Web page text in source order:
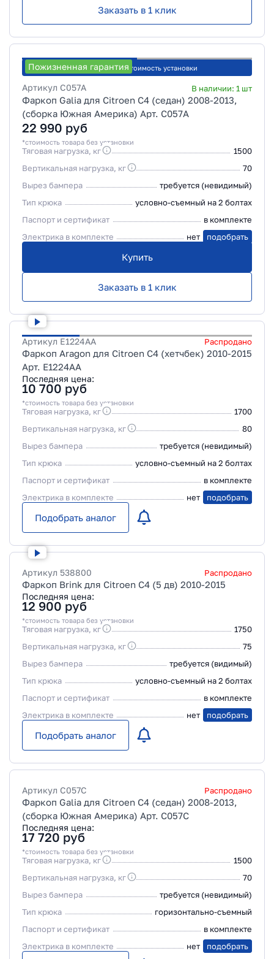
Заказать в 1 клик
Пожизненная гарантияРассчитать стоимость установки
Артикул C057A В наличии: 1 шт
Фаркоп Galia для Citroen C4 (седан) 2008-2013,
(сборка Южная Америка) Арт. C057A
22 990 руб
*стоимость товара без установки
Тяговая нагрузка, кг
1500
Вертикальная нагрузка, кг
70
Вырез бампера
требуется (невидимый)
Тип крюка
условно-съемный на 2 болтах
Паспорт и сертификат
в комплекте
Электрика в комплекте
нет подобрать
Купить
Заказать в 1 клик
Артикул E1224AA Распродано
Фаркоп Aragon для Citroen C4 (хетчбек) 2010-2015
Арт. E1224AA
Последняя цена:
10 700 руб
*стоимость товара без установки
Тяговая нагрузка, кг
1700
Вертикальная нагрузка, кг
80
Вырез бампера
требуется (невидимый)
Тип крюка
условно-съемный на 2 болтах
Паспорт и сертификат
в комплекте
Электрика в комплекте
нет подобрать
Подобрать аналог
Артикул 538800 Распродано
Фаркоп Brink для Citroen C4 (5 дв) 2010-2015
Последняя цена:
12 900 руб
*стоимость товара без установки
Тяговая нагрузка, кг
1750
Вертикальная нагрузка, кг
75
Вырез бампера
требуется (видимый)
Тип крюка
условно-съемный на 2 болтах
Паспорт и сертификат
в комплекте
Электрика в комплекте
нет подобрать
Подобрать аналог
Артикул C057C Распродано
Фаркоп Galia для Citroen C4 (седан) 2008-2013,
(сборка Южная Америка) Арт. C057C
Последняя цена:
17 720 руб
*стоимость товара без установки
Тяговая нагрузка, кг
1500
Вертикальная нагрузка, кг
70
Вырез бампера
требуется (невидимый)
Тип крюка
горизонтально-съемный
Паспорт и сертификат
в комплекте
Электрика в комплекте
нет подобрать